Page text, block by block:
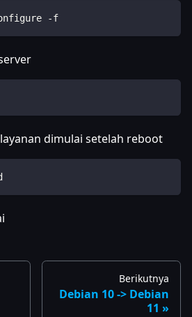
-f
dimulai setelah reboot
Berikutnya
Debian 10 -> Debian
11